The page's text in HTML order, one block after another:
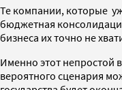
Те компании, которые
бюджетная
бизнеса их точно не
Именно этот непростой
вероятного сценария